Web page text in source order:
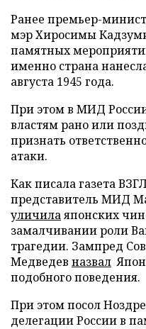
Ранее премьер-
мэр Хиросимы
памятных
именно страна
августа 1945 года.
При этом в МИД
властям рано или
признать
атаки.
Как писала газета
представитель МИД
уличилаяпонских
замалчивании роли
трагедии. Зампред
Медведев назвал
подобного поведения.
При этом посол
делегации России в